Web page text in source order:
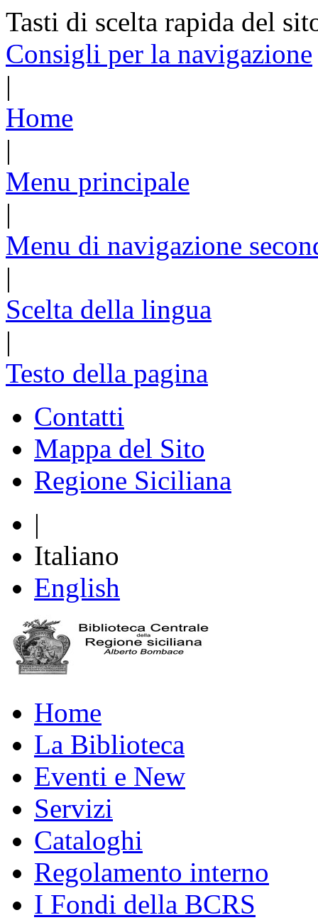
Tasti di scelta rapida del
Consigli per la navigazione
|
Home
|
Menu principale
|
Menu di navigazione
|
Scelta della lingua
|
Testo della pagina
Contatti
Mappa del Sito
Regione Siciliana
|
Italiano
English
Home
La Biblioteca
Eventi e New
Servizi
Cataloghi
Regolamento interno
I Fondi della BCRS